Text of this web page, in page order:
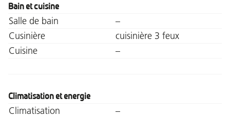
Bain et cuisine
Salle de bain
–
Cusinière
cuisinière 3 feux
Cuisine
–
Climatisation et energie
Climatisation
–